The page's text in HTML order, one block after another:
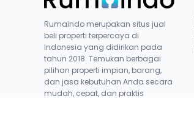
Rumaindo merupakan situs jual
beli properti terpercaya di
Indonesia yang didirikan pada
tahun 2018. Temukan berbagai
pilihan properti impian, barang,
dan jasa kebutuhan Anda secara
mudah, cepat, dan praktis